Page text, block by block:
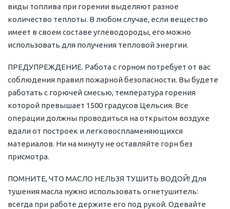
виды топлива при горении выделяют разное
количество теплоты. В любом случае, если вещество
имеет в своем составе углеводороды, его можно
использовать для получения тепловой энергии.
ПРЕДУПРЕЖДЕНИЕ. Работа с горном потребует от вас
соблюдения правил пожарной безопасности. Вы будете
работать с горючей смесью, температура горения
которой превышает 1500 градусов Цельсия. Все
операции должны проводиться на открытом воздухе
вдали от построек и легковоспламеняющихся
материалов. Ни на минуту не оставляйте горн без
присмотра.
ПОМНИТЕ, ЧТО МАСЛО НЕЛЬЗЯ ТУШИТЬ ВОДОЙ! Для
тушения масла нужно использовать огнетушитель:
всегда при работе держите его под рукой. Одевайте